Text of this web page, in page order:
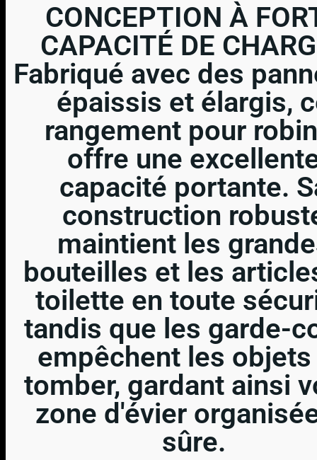
CONCEPTION À
CAPACITÉ DE
Fabriqué avec des
épaissis et élargis,
rangement pour
offre une
capacité portante.
construction
maintient les
bouteilles et les
toilette en toute
tandis que les garde-
empêchent les objets
tomber, gardant ainsi
zone d'évier
sûre.